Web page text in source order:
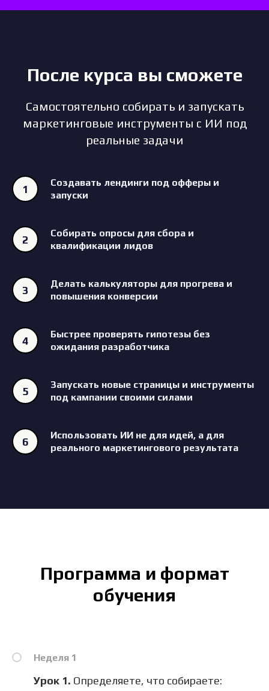
После курса вы сможете
Самостоятельно собирать и запускать
маркетинговые инструменты с ИИ под
реальные задачи
Создавать лендинги под офферы и
запуски
Собирать опросы для сбора и
квалификации лидов
Делать калькуляторы для прогрева и
повышения конверсии
Быстрее проверять гипотезы без
ожидания разработчика
Запускать новые страницы и инструменты
под кампании своими силами
Использовать ИИ не для идей, а для
реального маркетингового результата
Программа и формат
обучения
Неделя 1
Урок 1. Определяете, что собираете: